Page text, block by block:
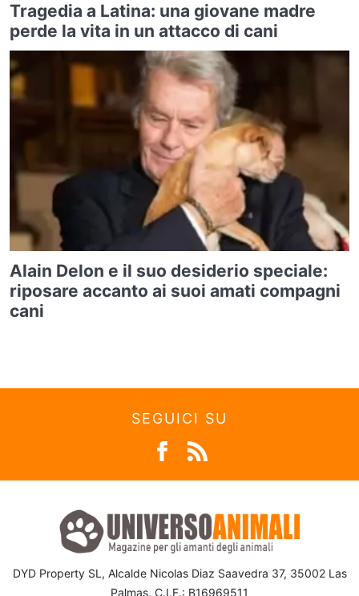
Tragedia a Latina: una giovane madre
perde la vita in un attacco di cani
Alain Delon e il suo desiderio speciale:
riposare accanto ai suoi amati compagni
cani
SEGUICI SU
DYD Property SL, Alcalde Nicolas Diaz Saavedra 37, 35002 Las
Palmas, C.I.F.: B16969511